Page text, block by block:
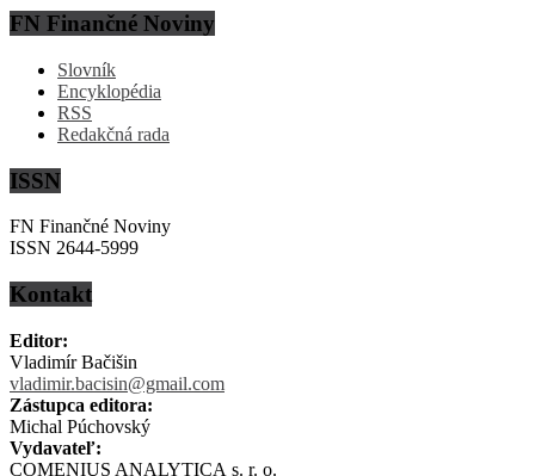
FN Finančné Noviny
Slovník
Encyklopédia
RSS
Redakčná rada
ISSN
FN Finančné Noviny
ISSN 2644-5999
Kontakt
Editor:
Vladimír Bačišin
vladimir.bacisin@gmail.com
Zástupca editora:
Michal Púchovský
Vydavateľ:
COMENIUS ANALYTICA s. r. o.